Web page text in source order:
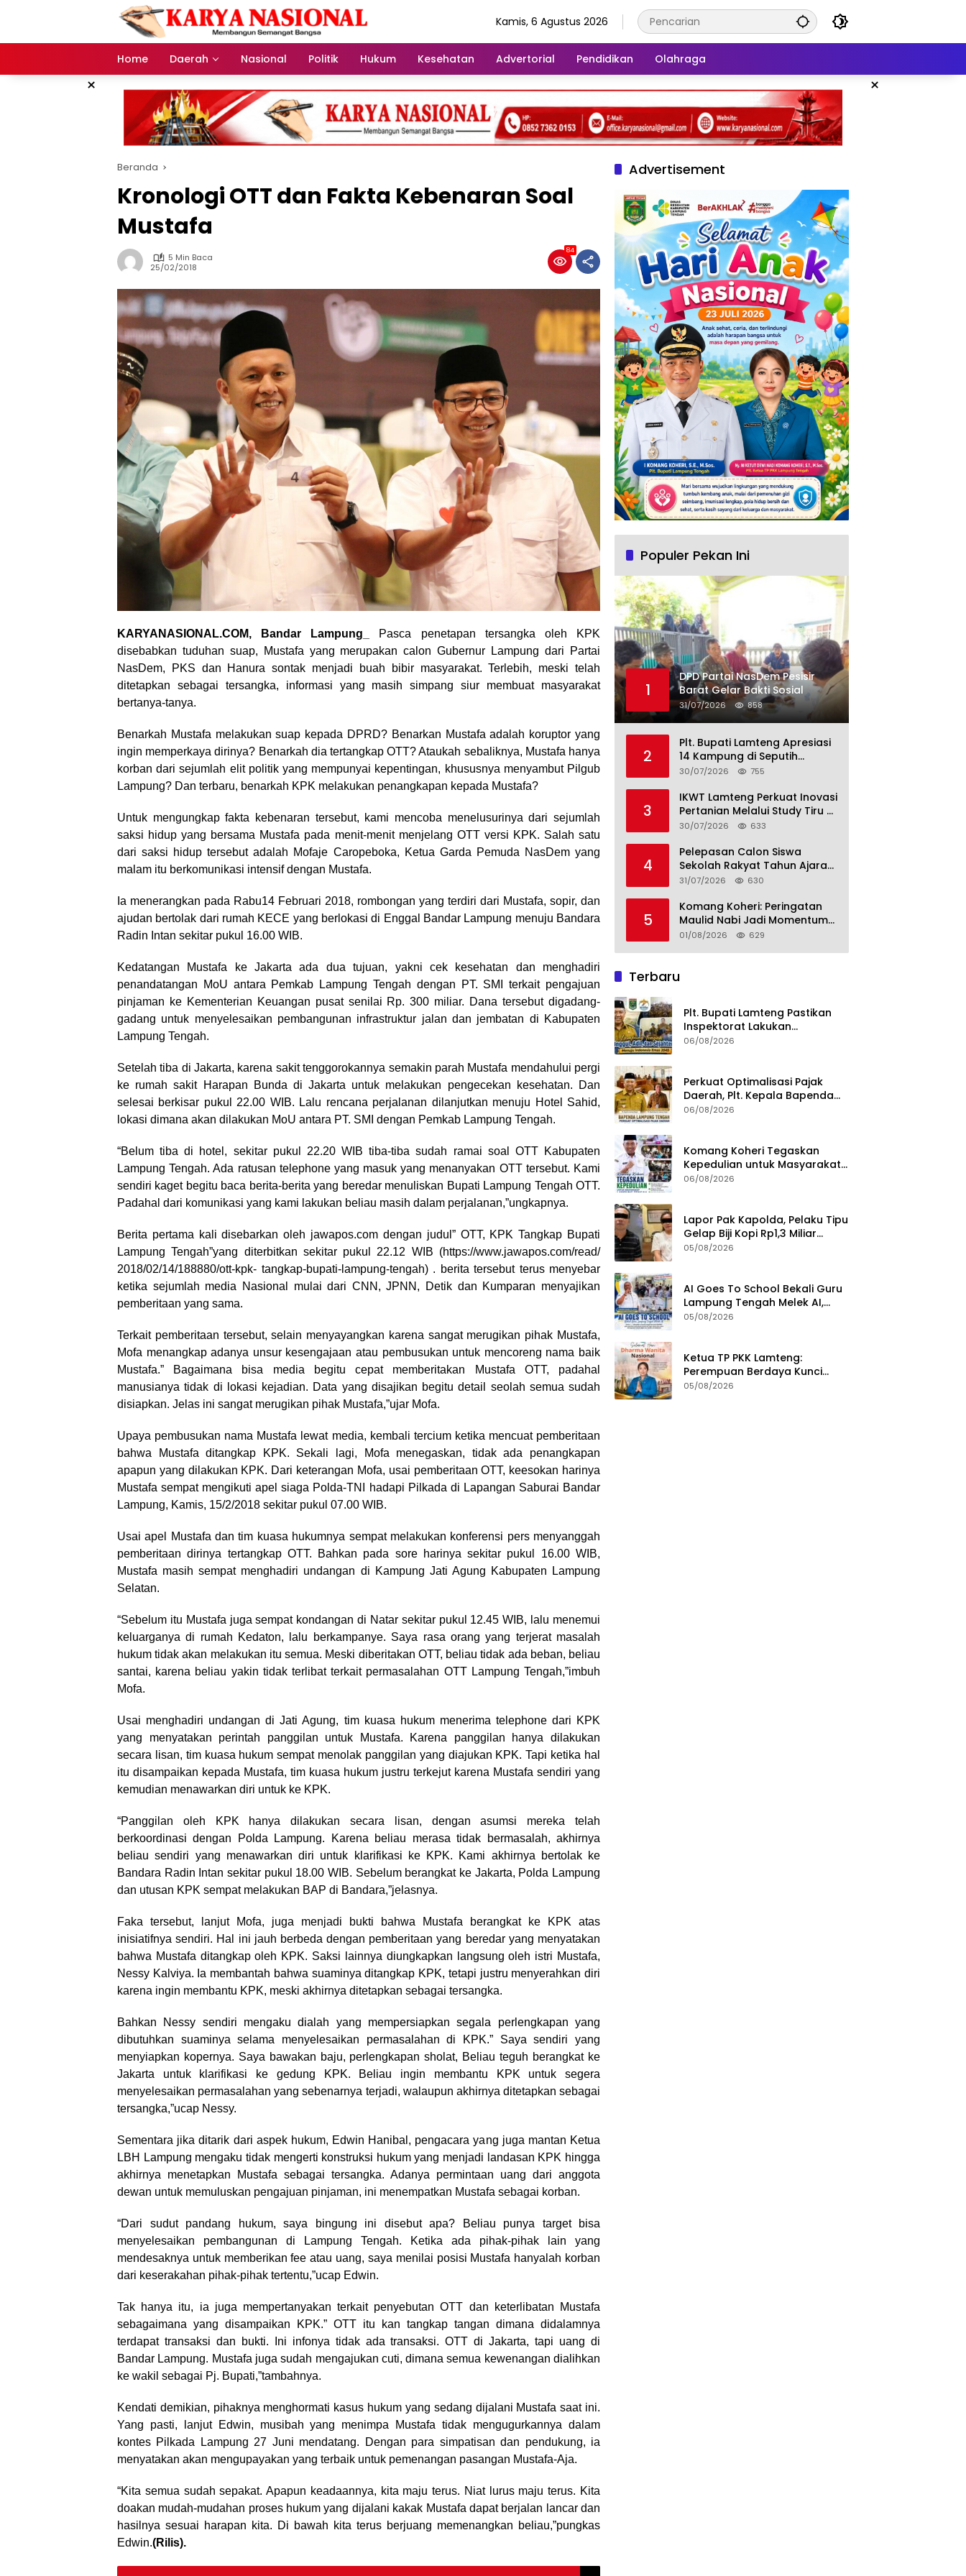
Kamis, 6 Agustus 2026
Home Daerah Nasional Politik Hukum Kesehatan Advertorial Pendidikan Olahraga
× ×
Beranda
Kronologi OTT dan Fakta Kebenaran Soal
Mustafa
5 Min Baca
25/02/2018
84
KARYANASIONAL.COM, Bandar Lampung_
Pasca penetapan tersangka oleh KPK
disebabkan tuduhan suap, Mustafa yang merupakan calon Gubernur Lampung dari Partai
NasDem, PKS dan Hanura sontak menjadi buah bibir masyarakat. Terlebih, meski telah
ditetapkan sebagai tersangka, informasi yang masih simpang siur membuat masyarakat
bertanya-tanya.
Benarkah Mustafa melakukan suap kepada DPRD? Benarkan Mustafa adalah koruptor yang
ingin memperkaya dirinya? Benarkah dia tertangkap OTT? Ataukah sebaliknya, Mustafa hanya
korban dari sejumlah elit politik yang mempunyai kepentingan, khususnya menyambut Pilgub
Lampung? Dan terbaru, benarkah KPK melakukan penangkapan kepada Mustafa?
Untuk mengungkap fakta kebenaran tersebut, kami mencoba menelusurinya dari sejumlah
saksi hidup yang bersama Mustafa pada menit-menit menjelang OTT versi KPK. Salah satu
dari saksi hidup tersebut adalah Mofaje Caropeboka, Ketua Garda Pemuda NasDem yang
malam itu berkomunikasi intensif dengan Mustafa.
Ia menerangkan pada Rabu14 Februari 2018, rombongan yang terdiri dari Mustafa, sopir, dan
ajudan bertolak dari rumah KECE yang berlokasi di Enggal Bandar Lampung menuju Bandara
Radin Intan sekitar pukul 16.00 WIB.
Kedatangan Mustafa ke Jakarta ada dua tujuan, yakni cek kesehatan dan menghadiri
penandatangan MoU antara Pemkab Lampung Tengah dengan PT. SMI terkait pengajuan
pinjaman ke Kementerian Keuangan pusat senilai Rp. 300 miliar. Dana tersebut digadang-
gadang untuk menyelesaikan pembangunan infrastruktur jalan dan jembatan di Kabupaten
Lampung Tengah.
Setelah tiba di Jakarta, karena sakit tenggorokannya semakin parah Mustafa mendahului pergi
ke rumah sakit Harapan Bunda di Jakarta untuk melakukan pengecekan kesehatan. Dan
selesai berkisar pukul 22.00 WIB. Lalu rencana perjalanan dilanjutkan menuju Hotel Sahid,
lokasi dimana akan dilakukan MoU antara PT. SMI dengan Pemkab Lampung Tengah.
“Belum tiba di hotel, sekitar pukul 22.20 WIB tiba-tiba sudah ramai soal OTT Kabupaten
Lampung Tengah. Ada ratusan telephone yang masuk yang menanyakan OTT tersebut. Kami
sendiri kaget begitu baca berita-berita yang beredar menuliskan Bupati Lampung Tengah OTT.
Padahal dari komunikasi yang kami lakukan beliau masih dalam perjalanan,”ungkapnya.
Berita pertama kali disebarkan oleh jawapos.com dengan judul” OTT, KPK Tangkap Bupati
Lampung Tengah”yang diterbitkan sekitar pukul 22.12 WIB (https://www.jawapos.com/read/
2018/02/14/188880/ott-kpk- tangkap-bupati-lampung-tengah) . berita tersebut terus menyebar
ketika sejumlah media Nasional mulai dari CNN, JPNN, Detik dan Kumparan menyajikan
pemberitaan yang sama.
Terkait pemberitaan tersebut, selain menyayangkan karena sangat merugikan pihak Mustafa,
Mofa menangkap adanya unsur kesengajaan atau pembusukan untuk mencoreng nama baik
Mustafa.” Bagaimana bisa media begitu cepat memberitakan Mustafa OTT, padahal
manusianya tidak di lokasi kejadian. Data yang disajikan begitu detail seolah semua sudah
disiapkan. Jelas ini sangat merugikan pihak Mustafa,”ujar Mofa.
Upaya pembusukan nama Mustafa lewat media, kembali tercium ketika mencuat pemberitaan
bahwa Mustafa ditangkap KPK. Sekali lagi, Mofa menegaskan, tidak ada penangkapan
apapun yang dilakukan KPK. Dari keterangan Mofa, usai pemberitaan OTT, keesokan harinya
Mustafa sempat mengikuti apel siaga Polda-TNI hadapi Pilkada di Lapangan Saburai Bandar
Lampung, Kamis, 15/2/2018 sekitar pukul 07.00 WIB.
Usai apel Mustafa dan tim kuasa hukumnya sempat melakukan konferensi pers menyanggah
pemberitaan dirinya tertangkap OTT. Bahkan pada sore harinya sekitar pukul 16.00 WIB,
Mustafa masih sempat menghadiri undangan di Kampung Jati Agung Kabupaten Lampung
Selatan.
“Sebelum itu Mustafa juga sempat kondangan di Natar sekitar pukul 12.45 WIB, lalu menemui
keluarganya di rumah Kedaton, lalu berkampanye. Saya rasa orang yang terjerat masalah
hukum tidak akan melakukan itu semua. Meski diberitakan OTT, beliau tidak ada beban, beliau
santai, karena beliau yakin tidak terlibat terkait permasalahan OTT Lampung Tengah,”imbuh
Mofa.
Usai menghadiri undangan di Jati Agung, tim kuasa hukum menerima telephone dari KPK
yang menyatakan perintah panggilan untuk Mustafa. Karena panggilan hanya dilakukan
secara lisan, tim kuasa hukum sempat menolak panggilan yang diajukan KPK. Tapi ketika hal
itu disampaikan kepada Mustafa, tim kuasa hukum justru terkejut karena Mustafa sendiri yang
kemudian menawarkan diri untuk ke KPK.
“Panggilan oleh KPK hanya dilakukan secara lisan, dengan asumsi mereka telah
berkoordinasi dengan Polda Lampung. Karena beliau merasa tidak bermasalah, akhirnya
beliau sendiri yang menawarkan diri untuk klarifikasi ke KPK. Kami akhirnya bertolak ke
Bandara Radin Intan sekitar pukul 18.00 WIB. Sebelum berangkat ke Jakarta, Polda Lampung
dan utusan KPK sempat melakukan BAP di Bandara,”jelasnya.
Faka tersebut, lanjut Mofa, juga menjadi bukti bahwa Mustafa berangkat ke KPK atas
inisiatifnya sendiri. Hal ini jauh berbeda dengan pemberitaan yang beredar yang menyatakan
bahwa Mustafa ditangkap oleh KPK. Saksi lainnya diungkapkan langsung oleh istri Mustafa,
Nessy Kalviya. Ia membantah bahwa suaminya ditangkap KPK, tetapi justru menyerahkan diri
karena ingin membantu KPK, meski akhirnya ditetapkan sebagai tersangka.
Bahkan Nessy sendiri mengaku dialah yang mempersiapkan segala perlengkapan yang
dibutuhkan suaminya selama menyelesaikan permasalahan di KPK.” Saya sendiri yang
menyiapkan kopernya. Saya bawakan baju, perlengkapan sholat, Beliau teguh berangkat ke
Jakarta untuk klarifikasi ke gedung KPK. Beliau ingin membantu KPK untuk segera
menyelesaikan permasalahan yang sebenarnya terjadi, walaupun akhirnya ditetapkan sebagai
tersangka,”ucap Nessy.
Sementara jika ditarik dari aspek hukum, Edwin Hanibal, pengacara yang juga mantan Ketua
LBH Lampung mengaku tidak mengerti konstruksi hukum yang menjadi landasan KPK hingga
akhirnya menetapkan Mustafa sebagai tersangka. Adanya permintaan uang dari anggota
dewan untuk memuluskan pengajuan pinjaman, ini menempatkan Mustafa sebagai korban.
“Dari sudut pandang hukum, saya bingung ini disebut apa? Beliau punya target bisa
menyelesaikan pembangunan di Lampung Tengah. Ketika ada pihak-pihak lain yang
mendesaknya untuk memberikan fee atau uang, saya menilai posisi Mustafa hanyalah korban
dari keserakahan pihak-pihak tertentu,”ucap Edwin.
Tak hanya itu, ia juga mempertanyakan terkait penyebutan OTT dan keterlibatan Mustafa
sebagaimana yang disampaikan KPK.” OTT itu kan tangkap tangan dimana didalamnya
terdapat transaksi dan bukti. Ini infonya tidak ada transaksi. OTT di Jakarta, tapi uang di
Bandar Lampung. Mustafa juga sudah mengajukan cuti, dimana semua kewenangan dialihkan
ke wakil sebagai Pj. Bupati,”tambahnya.
Kendati demikian, pihaknya menghormati kasus hukum yang sedang dijalani Mustafa saat ini.
Yang pasti, lanjut Edwin, musibah yang menimpa Mustafa tidak mengugurkannya dalam
kontes Pilkada Lampung 27 Juni mendatang. Dengan para simpatisan dan pendukung, ia
menyatakan akan mengupayakan yang terbaik untuk pemenangan pasangan Mustafa-Aja.
“Kita semua sudah sepakat. Apapun keadaannya, kita maju terus. Niat lurus maju terus. Kita
doakan mudah-mudahan proses hukum yang dijalani kakak Mustafa dapat berjalan lancar dan
hasilnya sesuai harapan kita. Di bawah kita terus berjuang memenangkan beliau,”pungkas
Edwin.(Rilis).
Advertisement
Populer Pekan Ini
1
DPD Partai NasDem Pesisir
Barat Gelar Bakti Sosial
31/07/2026 858
2
Plt. Bupati Lamteng Apresiasi
14 Kampung di Seputih
Raman Lunas PBB 2026, Harus
30/07/2026 755
3
IKWT Lamteng Perkuat Inovasi
Pertanian Melalui Study Tiru di
P4S Jimmy Hantu Foundation
30/07/2026 633
4
Pelepasan Calon Siswa
Sekolah Rakyat Tahun Ajaran
2026–2027, Plt. Bupati
Hadirkan Pendidikan
Berkualitas
31/07/2026 630
5
Komang Koheri: Peringatan
Maulid Nabi Jadi Momentum
Perkuat Ukhuwah Umat di
01/08/2026 629
Terbaru
Plt. Bupati Lamteng Pastikan
Inspektorat Lakukan
Pemeriksaan Akhir Masa
06/08/2026
Perkuat Optimalisasi Pajak
Daerah, Plt. Kepala Bapenda
Lampung Tengah Minta Seluruh
06/08/2026
Komang Koheri Tegaskan
Kepedulian untuk Masyarakat
Lampung Tengah Lewat
06/08/2026
Lapor Pak Kapolda, Pelaku Tipu
Gelap Biji Kopi Rp1,3 Miliar
Dibebaskan: Sempat
05/08/2026
AI Goes To School Bekali Guru
Lampung Tengah Melek AI,
Perkuat Transformasi
05/08/2026
Ketua TP PKK Lamteng:
Perempuan Berdaya Kunci
Kemajuan Bangsa
05/08/2026